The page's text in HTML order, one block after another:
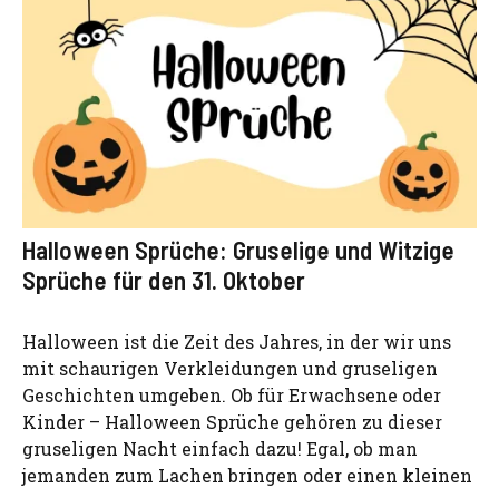
Halloween Sprüche: Gruselige und Witzige
Sprüche für den 31. Oktober
Halloween ist die Zeit des Jahres, in der wir uns
mit schaurigen Verkleidungen und gruseligen
Geschichten umgeben. Ob für Erwachsene oder
Kinder – Halloween Sprüche gehören zu dieser
gruseligen Nacht einfach dazu! Egal, ob man
jemanden zum Lachen bringen oder einen kleinen